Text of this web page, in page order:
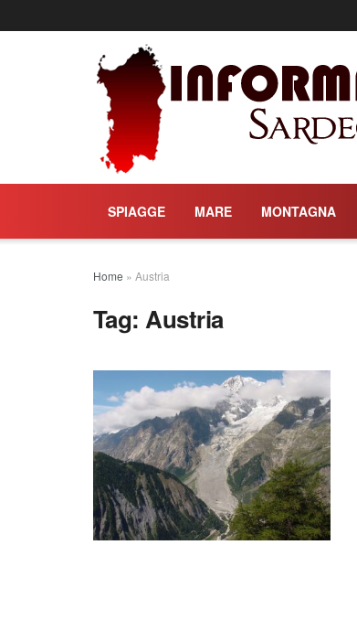
SPIAGGE MARE MONTAGNA
Home » Austria
Tag:Austria